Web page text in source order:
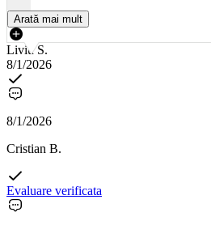
Arată mai mult
Liviu S.
8/1/2026
8/1/2026
Cristian B.
Evaluare verificata